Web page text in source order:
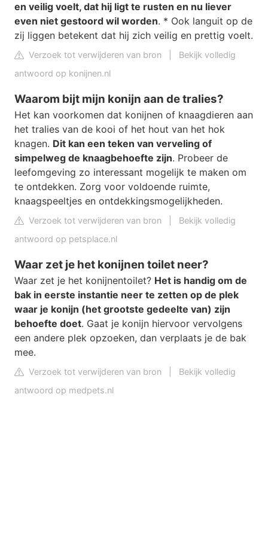
en veilig voelt, dat hij ligt te rusten en nu liever
even niet gestoord wil worden. * Ook languit op de
zij liggen betekent dat hij zich veilig en prettig voelt.
Verzoek tot verwijderen van bron
Bekijk volledig
antwoord op konijnen.nl
Waarom bijt mijn konijn aan de tralies?
Het kan voorkomen dat konijnen of knaagdieren aan
het tralies van de kooi of het hout van het hok
knagen. Dit kan een teken van verveling of
simpelweg de knaagbehoefte zijn. Probeer de
leefomgeving zo interessant mogelijk te maken om
te ontdekken. Zorg voor voldoende ruimte,
knaagspeeltjes en ontdekkingsmogelijkheden.
Verzoek tot verwijderen van bron
Bekijk volledig
antwoord op petsplace.nl
Waar zet je het konijnen toilet neer?
Waar zet je het konijnentoilet? Het is handig om de
bak in eerste instantie neer te zetten op de plek
waar je konijn (het grootste gedeelte van) zijn
behoefte doet. Gaat je konijn hiervoor vervolgens
een andere plek opzoeken, dan verplaats je de bak
mee.
Verzoek tot verwijderen van bron
Bekijk volledig
antwoord op medpets.nl